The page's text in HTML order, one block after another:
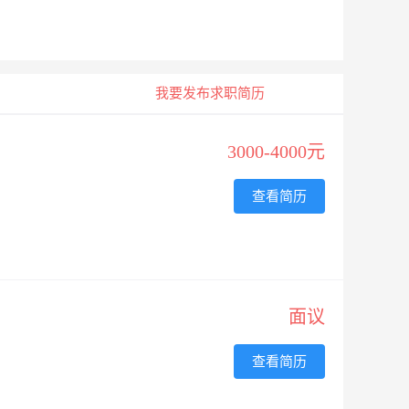
我要发布求职简历
3000-4000元
查看简历
面议
查看简历